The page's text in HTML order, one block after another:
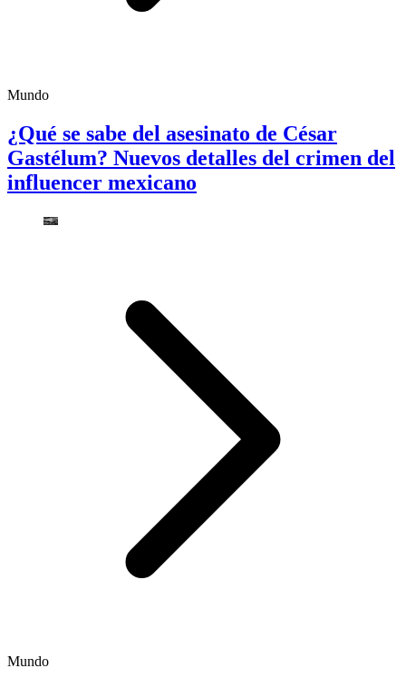
Mundo
¿Qué se sabe del asesinato de César
Gastélum? Nuevos detalles del crimen del
influencer mexicano
Mundo